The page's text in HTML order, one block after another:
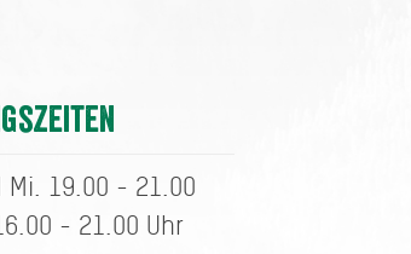
Mi. 19.00 - 21.00
- 21.00 Uhr